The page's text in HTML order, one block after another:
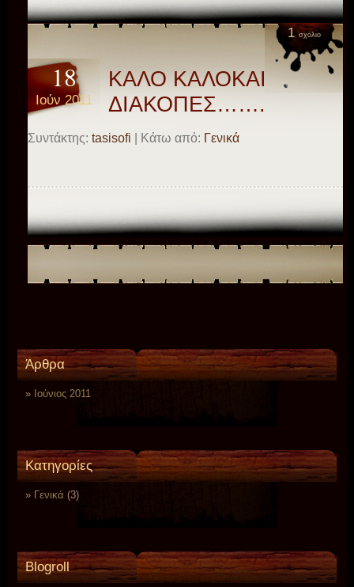
1σχόλιο
18
Ιούν 2011
ΚΑΛΟ ΚΑΛΟΚΑΙΡΙ!
ΔΙΑΚΟΠΕΣ…….
Συντάκτης: tasisofi | Κάτω από: Γενικά
Άρθρα
Ιούνιος 2011
Κατηγορίες
Γενικά (3)
Blogroll